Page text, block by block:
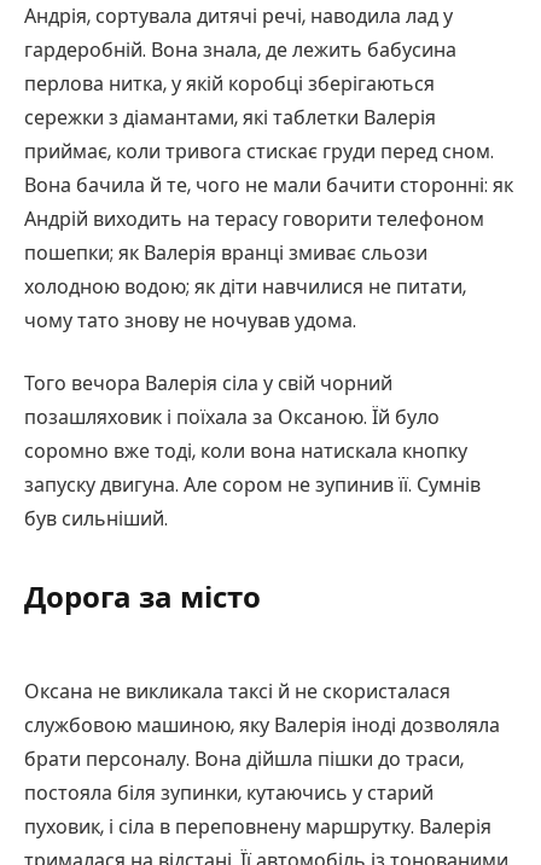
Андрія, сортувала дитячі речі, наводила лад у
гардеробній. Вона знала, де лежить бабусина
перлова нитка, у якій коробці зберігаються
сережки з діамантами, які таблетки Валерія
приймає, коли тривога стискає груди перед сном.
Вона бачила й те, чого не мали бачити сторонні: як
Андрій виходить на терасу говорити телефоном
пошепки; як Валерія вранці змиває сльози
холодною водою; як діти навчилися не питати,
чому тато знову не ночував удома.
Того вечора Валерія сіла у свій чорний
позашляховик і поїхала за Оксаною. Їй було
соромно вже тоді, коли вона натискала кнопку
запуску двигуна. Але сором не зупинив її. Сумнів
був сильніший.
Дорога за місто
Оксана не викликала таксі й не скористалася
службовою машиною, яку Валерія іноді дозволяла
брати персоналу. Вона дійшла пішки до траси,
постояла біля зупинки, кутаючись у старий
пуховик, і сіла в переповнену маршрутку. Валерія